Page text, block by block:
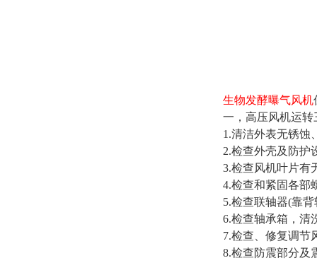
生物发酵曝气风机
一，高压风机运
1.清洁外表无锈蚀
2.检查外壳及防护
3.检查风机叶片有
4.检查和紧固各部
5.检查联轴器(靠
6.检查轴承箱，清
7.检查、修复调节
8.检查防震部分及